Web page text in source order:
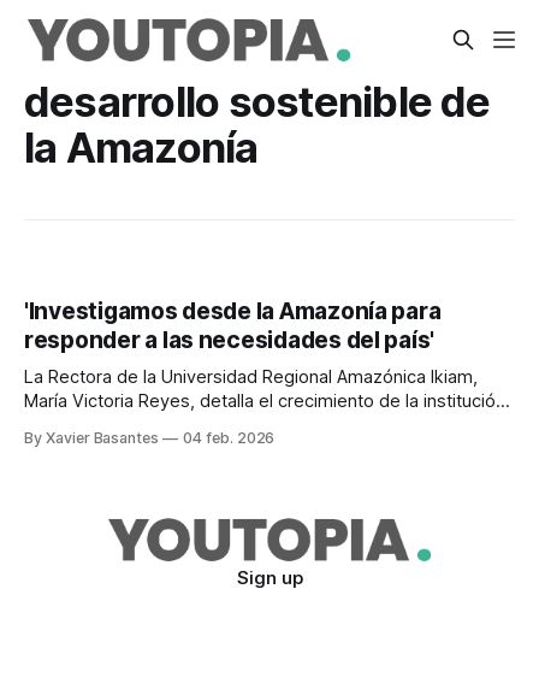
desarrollo sostenible de
la Amazonía
'Investigamos desde la Amazonía para
responder a las necesidades del país'
La Rectora de la Universidad Regional Amazónica Ikiam,
María Victoria Reyes, detalla el crecimiento de la institución
By Xavier Basantes 04 feb. 2026
Sign up